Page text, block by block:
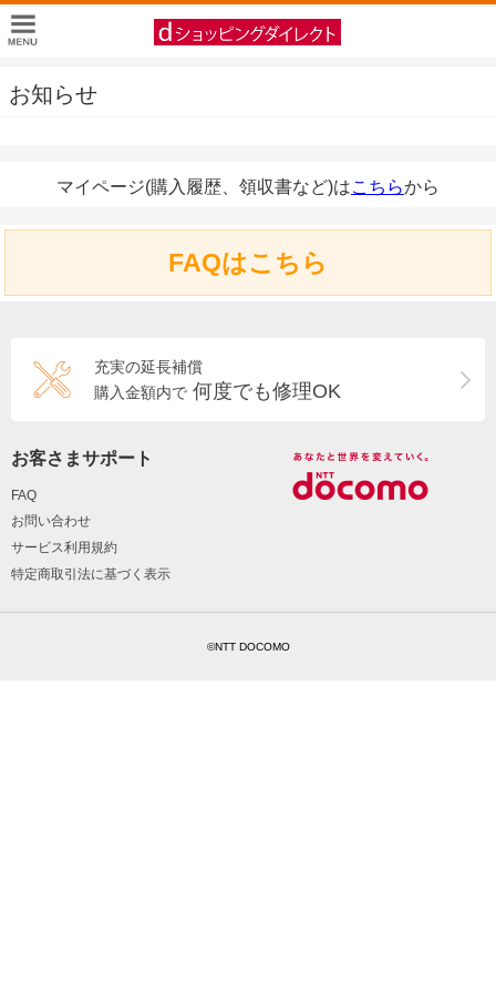
お知らせ
マイページ(購入履歴、領収書など)はこちらから
FAQはこちら
充実の延長補償
購入金額内で 何度でも修理OK
お客さまサポート
FAQ
お問い合わせ
サービス利用規約
特定商取引法に基づく表示
©NTT DOCOMO